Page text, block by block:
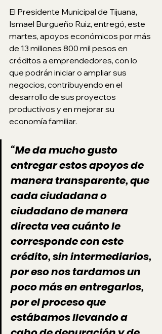
El Presidente Municipal de Tijuana,
Ismael Burgueño Ruiz, entregó, este
martes, apoyos económicos por más
de 13 millones 800 mil pesos en
créditos a emprendedores, con lo
que podrán iniciar o ampliar sus
negocios, contribuyendo en el
desarrollo de sus proyectos
productivos y en mejorar su
economía familiar.
“Me da mucho gusto
entregar estos apoyos de
manera transparente, que
cada ciudadana o
ciudadano de manera
directa vea cuánto le
corresponde con este
crédito, sin intermediarios,
por eso nos tardamos un
poco más en entregarlos,
por el proceso que
estábamos llevando a